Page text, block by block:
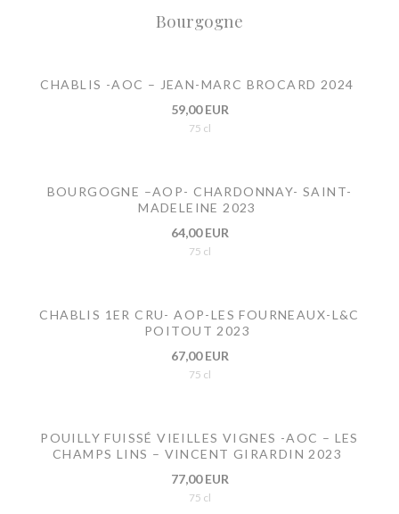
Bourgogne
CHABLIS -AOC – JEAN-MARC BROCARD 2024
59,00 EUR
75 cl
BOURGOGNE –AOP- CHARDONNAY- SAINT-
MADELEINE 2023
64,00 EUR
75 cl
CHABLIS 1ER CRU- AOP-LES FOURNEAUX-L&C
POITOUT 2023
67,00 EUR
75 cl
POUILLY FUISSÉ VIEILLES VIGNES -AOC – LES
CHAMPS LINS – VINCENT GIRARDIN 2023
77,00 EUR
75 cl